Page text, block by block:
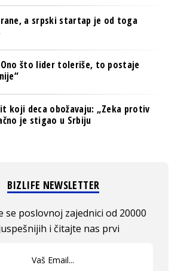
a srpski startap je od toga
što lider toleriše, to postaje
koji deca obožavaju: „Zeka protiv
je stigao u Srbiju
BIZLIFE NEWSLETTER
se poslovnoj zajednici od 20000
i čitajte nas prvi